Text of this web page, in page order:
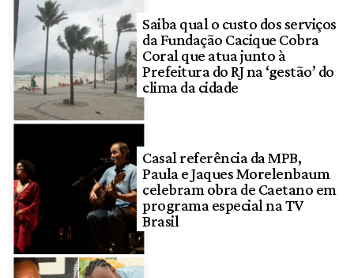
Saiba qual o custo dos serviços
da Fundação Cacique Cobra
Coral que atua junto à
Prefeitura do RJ na ‘gestão’ do
clima da cidade
Casal referência da MPB,
Paula e Jaques Morelenbaum
celebram obra de Caetano em
programa especial na TV
Brasil